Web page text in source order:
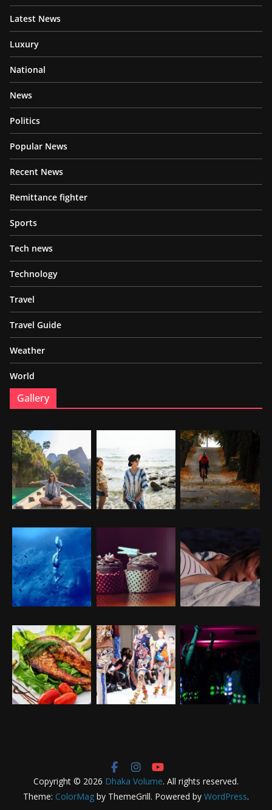
Latest News
Luxury
National
News
Politics
Popular News
Recent News
Remittance fighter
Sports
Tech news
Technology
Travel
Travel Guide
Weather
World
Gallery
Copyright © 2026 Dhaka Volume. All rights reserved.
Theme: ColorMag by ThemeGrill. Powered by WordPress.